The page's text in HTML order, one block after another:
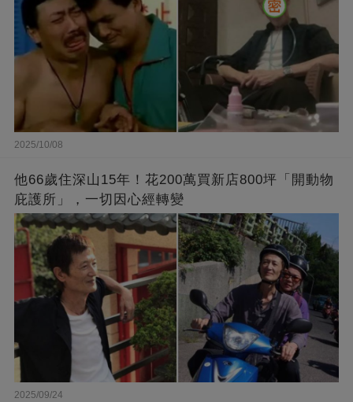
2025/10/08
他66歲住深山15年！花200萬買新店800坪「開動物
庇護所」，一切因心經轉變
2025/09/24